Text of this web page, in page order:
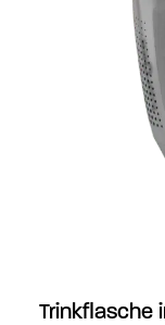
Trinkflasche